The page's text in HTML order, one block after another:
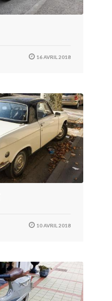
16 AVRIL 2018
10 AVRIL 2018